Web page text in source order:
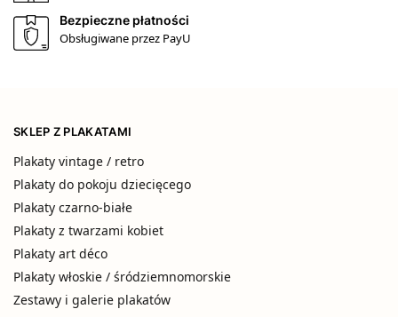
Bezpieczne płatności
Obsługiwane przez PayU
SKLEP Z PLAKATAMI
Plakaty vintage / retro
Plakaty do pokoju dziecięcego
Plakaty czarno-białe
Plakaty z twarzami kobiet
Plakaty art déco
Plakaty włoskie / śródziemnomorskie
Zestawy i galerie plakatów